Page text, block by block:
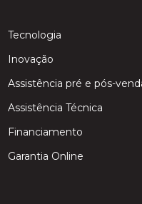
Tecnologia
Inovação
Assistência pré e pós-
Assistência Técnica
Financiamento
Garantia Online